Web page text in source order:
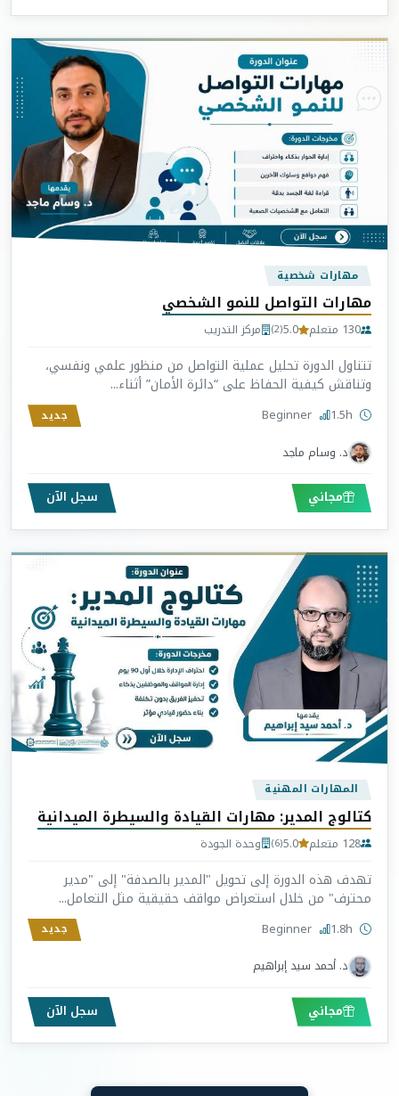
مهارات شخصية
مهارات التواصل للنمو الشخصي
130 متعلم 5.0
(2) مركز التدريب
تتناول الدورة تحليل عملية التواصل من منظور علمي ونفسي،
وتناقش كيفية الحفاظ على “دائرة الأمان” أثناء...
جديد
د. وسام ماجد
مجاني سجل الآن
المهارات المهنية
كتالوج المدير: مهارات القيادة والسيطرة الميدانية
128 متعلم 5.0
(6) وحدة الجودة
تهدف هذه الدورة إلى تحويل "المدير بالصدفة" إلى "مدير
محترف" من خلال استعراض مواقف حقيقية مثل التعامل...
جديد
د. أحمد سيد إبراهيم
مجاني سجل الآن